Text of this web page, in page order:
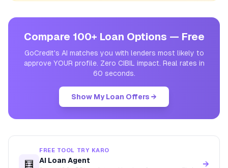
Compare 100+ Loan Options — Free
GoCredit's AI matches you with lenders most likely to
approve YOUR profile. Zero CIBIL impact. Real rates in
60 seconds.
Show My Loan Offers →
🧮
FREE TOOL TRY KARO
AI Loan Agent →